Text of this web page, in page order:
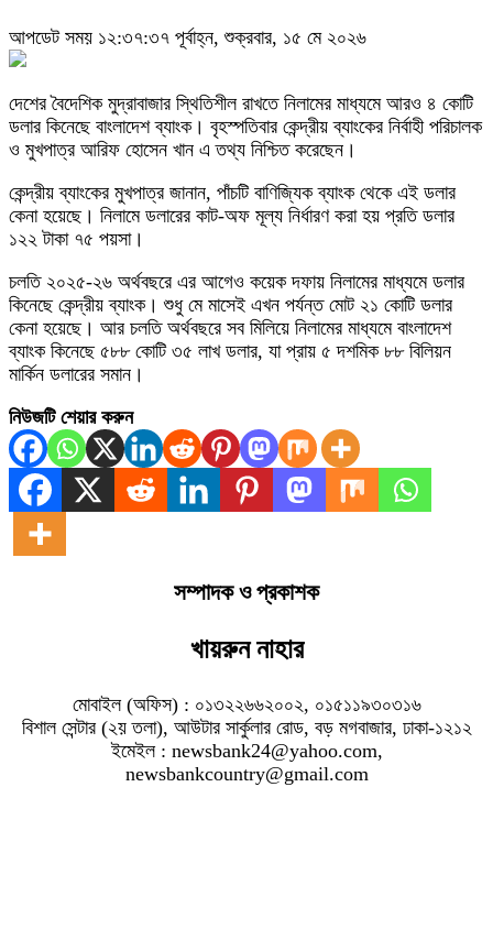
আপডেট সময় ১২:৩৭:৩৭ পূর্বাহ্ন, শুক্রবার, ১৫ মে ২০২৬
দেশের বৈদেশিক মুদ্রাবাজার স্থিতিশীল রাখতে নিলামের মাধ্যমে আরও ৪ কোটি
ডলার কিনেছে বাংলাদেশ ব্যাংক। বৃহস্পতিবার কেন্দ্রীয় ব্যাংকের নির্বাহী পরিচালক
ও মুখপাত্র আরিফ হোসেন খান এ তথ্য নিশ্চিত করেছেন।
কেন্দ্রীয় ব্যাংকের মুখপাত্র জানান, পাঁচটি বাণিজ্যিক ব্যাংক থেকে এই ডলার
কেনা হয়েছে। নিলামে ডলারের কাট-অফ মূল্য নির্ধারণ করা হয় প্রতি ডলার
১২২ টাকা ৭৫ পয়সা।
চলতি ২০২৫-২৬ অর্থবছরে এর আগেও কয়েক দফায় নিলামের মাধ্যমে ডলার
কিনেছে কেন্দ্রীয় ব্যাংক। শুধু মে মাসেই এখন পর্যন্ত মোট ২১ কোটি ডলার
কেনা হয়েছে। আর চলতি অর্থবছরে সব মিলিয়ে নিলামের মাধ্যমে বাংলাদেশ
ব্যাংক কিনেছে ৫৮৮ কোটি ৩৫ লাখ ডলার, যা প্রায় ৫ দশমিক ৮৮ বিলিয়ন
মার্কিন ডলারের সমান।
নিউজটি শেয়ার করুন
সম্পাদক ও প্রকাশক
খায়রুন নাহার
মোবাইল (অফিস) : ০১৩২২৬৬২০০২, ০১৫১১৯৩০৩১৬
বিশাল সেন্টার (২য় তলা), আউটার সার্কুলার রোড, বড় মগবাজার, ঢাকা-১২১২
ইমেইল : newsbank24@yahoo.com,
newsbankcountry@gmail.com